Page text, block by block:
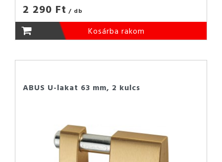
2 290 Ft / db
Kosárba rakom
ABUS U-lakat 63 mm, 2 kulcs